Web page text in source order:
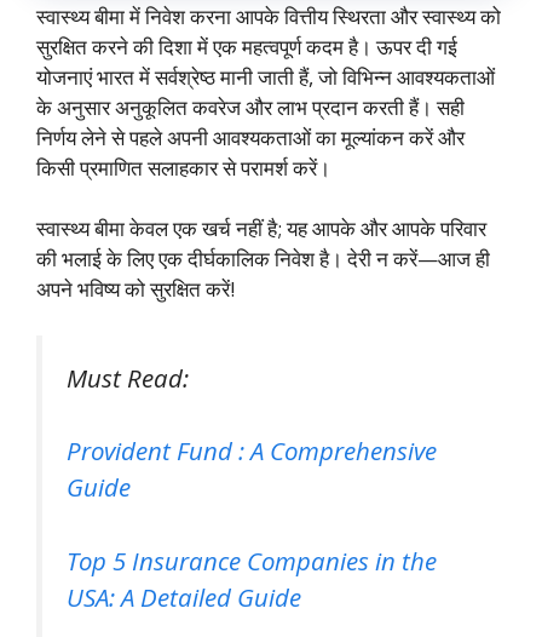
स्वास्थ्य बीमा में निवेश करना आपके वित्तीय स्थिरता और स्वास्थ्य को
सुरक्षित करने की दिशा में एक महत्वपूर्ण कदम है। ऊपर दी गई
योजनाएं भारत में सर्वश्रेष्ठ मानी जाती हैं, जो विभिन्न आवश्यकताओं
के अनुसार अनुकूलित कवरेज और लाभ प्रदान करती हैं। सही
निर्णय लेने से पहले अपनी आवश्यकताओं का मूल्यांकन करें और
किसी प्रमाणित सलाहकार से परामर्श करें।
स्वास्थ्य बीमा केवल एक खर्च नहीं है; यह आपके और आपके परिवार
की भलाई के लिए एक दीर्घकालिक निवेश है। देरी न करें—आज ही
अपने भविष्य को सुरक्षित करें!
Must Read:
Provident Fund : A Comprehensive
Guide
Top 5 Insurance Companies in the
USA: A Detailed Guide